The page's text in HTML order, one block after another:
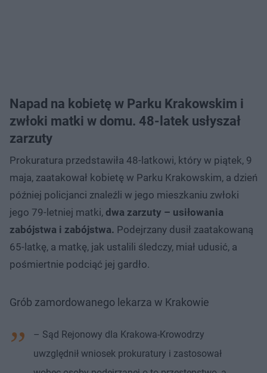
Napad na kobietę w Parku Krakowskim i
zwłoki matki w domu. 48-latek usłyszał
zarzuty
Prokuratura przedstawiła 48-latkowi, który w piątek, 9
maja, zaatakował kobietę w Parku Krakowskim, a dzień
później policjanci znaleźli w jego mieszkaniu zwłoki
jego 79-letniej matki, dwa zarzuty – usiłowania
zabójstwa i zabójstwa. Podejrzany dusił zaatakowaną
65-latkę, a matkę, jak ustalili śledczy, miał udusić, a
pośmiertnie podciąć jej gardło.
Grób zamordowanego lekarza w Krakowie
– Sąd Rejonowy dla Krakowa-Krowodrzy
uwzględnił wniosek prokuratury i zastosował